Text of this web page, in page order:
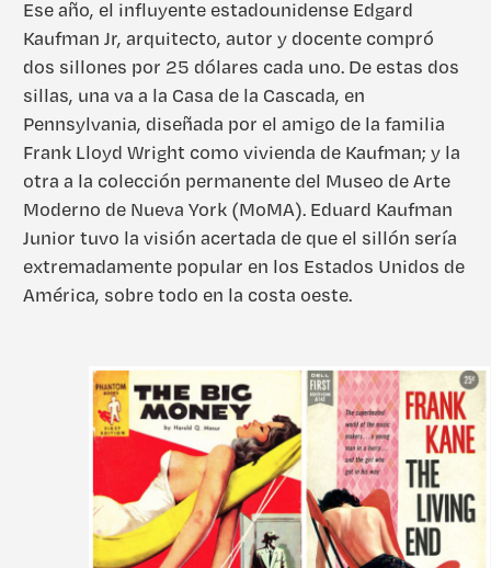
Ese año, el influyente estadounidense Edgard
Kaufman Jr, arquitecto, autor y docente compró
dos sillones por 25 dólares cada uno. De estas dos
sillas, una va a la Casa de la Cascada, en
Pennsylvania, diseñada por el amigo de la familia
Frank Lloyd Wright como vivienda de Kaufman; y la
otra a la colección permanente del Museo de Arte
Moderno de Nueva York (MoMA). Eduard Kaufman
Junior tuvo la visión acertada de que el sillón sería
extremadamente popular en los Estados Unidos de
América, sobre todo en la costa oeste.